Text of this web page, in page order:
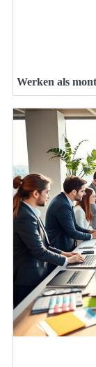
Werken als